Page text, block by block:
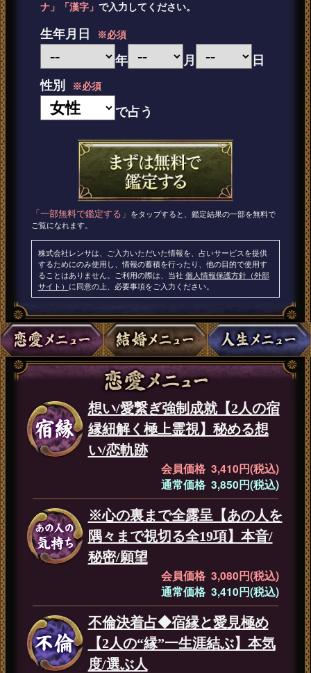
ナ」「漢字」で入力してください。
生年月日 ※必須
年 月
日
性別
※必須
で占う
「一部無料で鑑定する」 をタップすると、鑑定結果の一部を無料で
ご覧になれます。
株式会社レンサは、ご入力いただいた情報を、占いサービスを提供
するためにのみ使用し、情報の蓄積を行ったり、他の目的で使用す
ることはありません。ご利用の際は、当社 個人情報保護方針（外部
サイト） に同意の上、必要事項をご入力ください。
想い/愛繋ぎ強制成就【2人の宿
縁紐解く極上霊視】秘める想
い/恋軌跡
会員価格 3,410円(税込)
通常価格 3,850円(税込)
※心の裏まで全露呈【あの人を
隅々まで視切る全19項】本音/
秘密/願望
会員価格 3,080円(税込)
通常価格 3,410円(税込)
不倫決着占◆宿縁と愛見極め
【2人の“縁”一生涯結ぶ】本気
度/選ぶ人